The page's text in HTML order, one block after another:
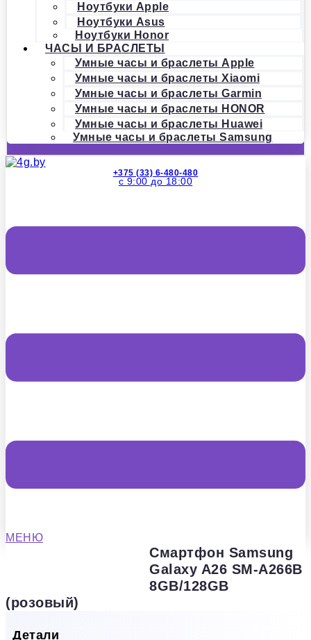
Ноутбуки Apple
Ноутбуки Asus
Ноутбуки Honor
ЧАСЫ И БРАСЛЕТЫ
Умные часы и браслеты Apple
Умные часы и браслеты Xiaomi
Умные часы и браслеты Garmin
Умные часы и браслеты HONOR
Умные часы и браслеты Huawei
Умные часы и браслеты Samsung
+375 (33) 6-480-480
с 9:00 до 18:00
МЕНЮ
Смартфон Samsung
Galaxy A26 SM-A266B
8GB/128GB
(розовый)
Детали